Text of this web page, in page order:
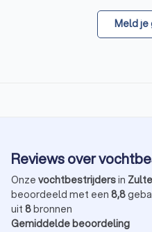
Meld je
Reviews over
Onze vochtbestrijdersin Zulte
beoordeeld met een 8,8
uit 8bronnen
Gemiddelde beoordeling